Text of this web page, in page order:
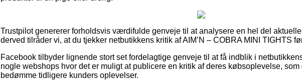
Trustpilot genererer forholdsvis værdifulde genveje til at analysere en hel del
derved tilråder vi, at du tjekker netbutikkens kritik af AIM’N – COBRA MINI TIGHTS
Facebook tilbyder lignende stort set fordelagtige genveje til at få indblik i
nogle webshops hvor det er muligt at publicere en kritik af deres købsoplevelse,
bedømme tidligere kunders oplevelser.